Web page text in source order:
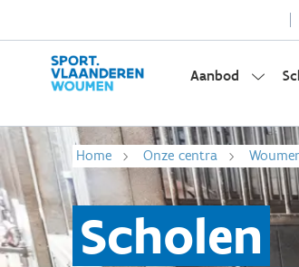
Aanbod
Home Onze centra
Scholen